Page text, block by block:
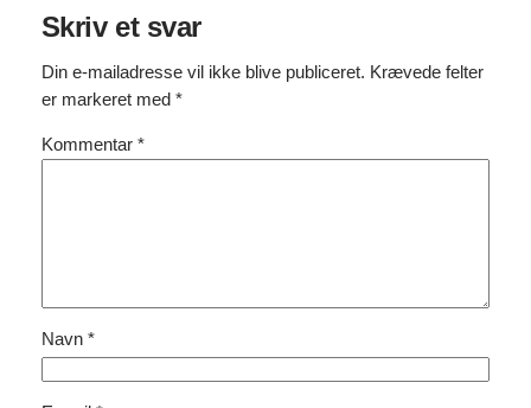
Skriv et svar
Din e-mailadresse vil ikke blive publiceret. Krævede felter
er markeret med *
Kommentar *
Navn *